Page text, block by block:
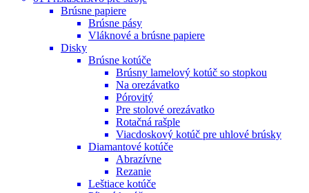
Brúsne papiere
Brúsne pásy
Vláknové a brúsne papiere
Disky
Brúsne kotúče
Brúsny lamelový kotúč so stopkou
Na orezávatko
Pórovitý
Pre stolové orezávatko
Rotačná rašple
Viacdoskový kotúč pre uhlové brúsky
Diamantové kotúče
Abrazívne
Rezanie
Leštiace kotúče